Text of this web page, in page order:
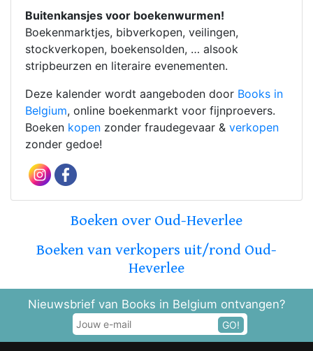
Buitenkansjes voor boekenwurmen!
Boekenmarktjes, bibverkopen, veilingen,
stockverkopen, boekensolden, … alsook
stripbeurzen en literaire evenementen.
Deze kalender wordt aangeboden door Books in
Belgium, online boekenmarkt voor fijnproevers.
Boeken kopen zonder fraudegevaar & verkopen
zonder gedoe!
Boeken over Oud-Heverlee
Boeken van verkopers uit/rond Oud-
Heverlee
Nieuwsbrief van Books in Belgium ontvangen?
GO!